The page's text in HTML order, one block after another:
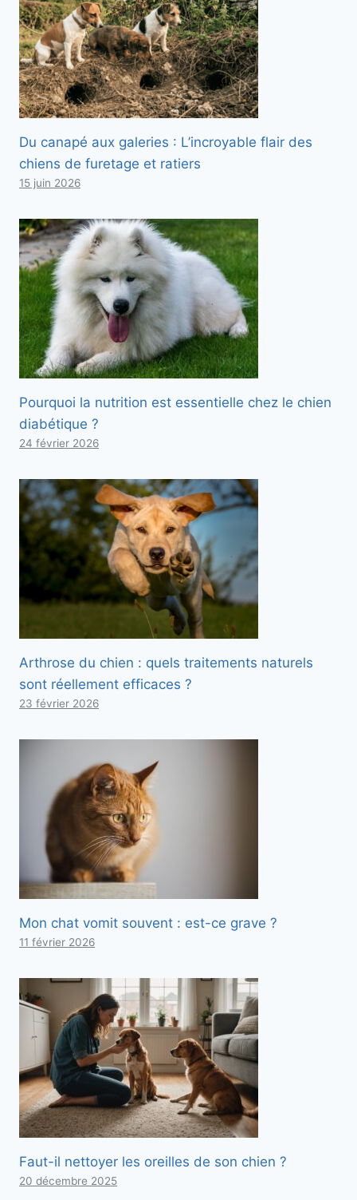
Du canapé aux galeries : L’incroyable flair des
chiens de furetage et ratiers
15 juin 2026
Pourquoi la nutrition est essentielle chez le chien
diabétique ?
24 février 2026
Arthrose du chien : quels traitements naturels
sont réellement efficaces ?
23 février 2026
Mon chat vomit souvent : est-ce grave ?
11 février 2026
Faut-il nettoyer les oreilles de son chien ?
20 décembre 2025